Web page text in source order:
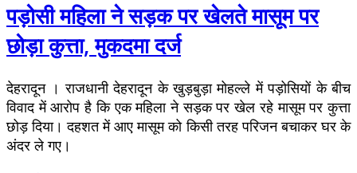
पड़ोसी महिला ने सड़क पर खेलते मासूम पर
छोड़ा कुत्ता, मुकदमा दर्ज
देहरादून । राजधानी देहरादून के खुड़बुड़ा मोहल्ले में पड़ोसियों के बीच
विवाद में आरोप है कि एक महिला ने सड़क पर खेल रहे मासूम पर कुत्ता
छोड़ दिया। दहशत में आए मासूम को किसी तरह परिजन बचाकर घर के
अंदर ले गए।